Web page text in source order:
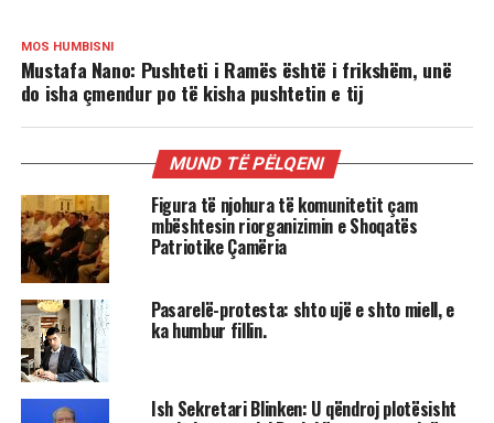
MOS HUMBISNI
Mustafa Nano: Pushteti i Ramës është i frikshëm, unë
do isha çmendur po të kisha pushtetin e tij
MUND TË PËLQENI
Figura të njohura të komunitetit çam
mbështesin riorganizimin e Shoqatës
Patriotike Çamëria
Pasarelë-protesta: shto ujë e shto miell, e
ka humbur fillin.
Ish Sekretari Blinken: U qëndroj plotësisht